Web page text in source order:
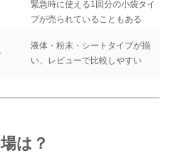
緊急時に使える1回分の小袋タイ
プが売られていることもある
液体・粉末・シートタイプが揃
い、レビューで比較しやすい
は？